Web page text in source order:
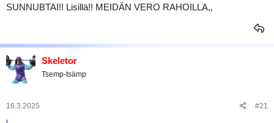
SUNNUBTAI!! Lisillä!! MEIDÄN VERO RAHOILLA,,
Skeletor
Tsemp-tsämp
16.3.2025 #21